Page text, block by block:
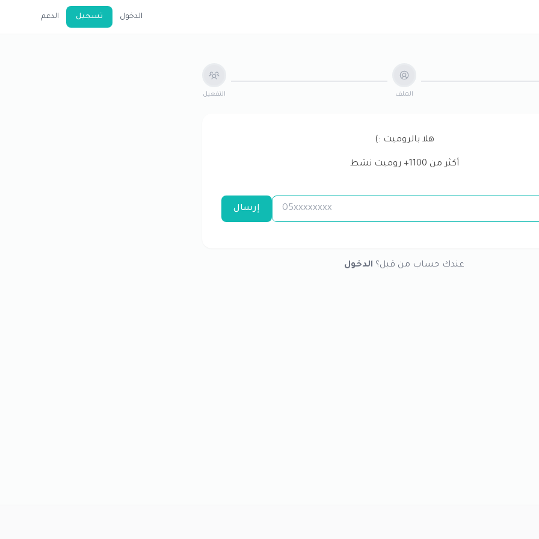
الدخول تسجيل الدعم
الملف التفعيل
هلا بالروميت :)
أكثر من 1100+ روميت نشط
إرسال
عندك حساب من قبل؟ الدخول